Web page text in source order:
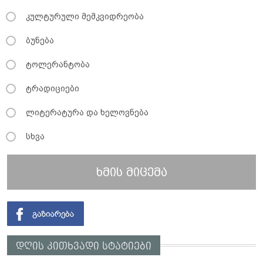
კულტურული მემკვიდრეობა
ბუნება
ტოლერანტობა
ტრადიციები
ლიტერატურა და ხელოვნება
სხვა
ხმის მიცემა
დღის კითხვადი სტატიები